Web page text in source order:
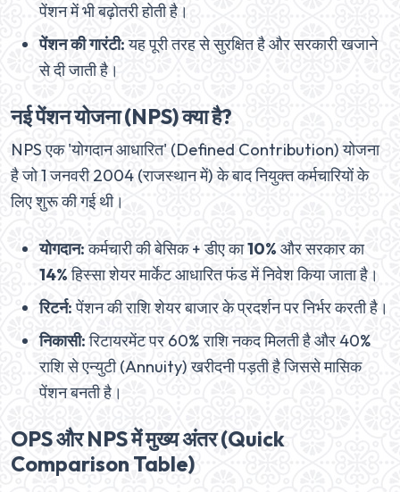
पेंशन में भी बढ़ोतरी होती है।
पेंशन की गारंटी:यह पूरी तरह से सुरक्षित है और सरकारी खजाने
से दी जाती है।
नई पेंशन योजना (NPS) क्या है?
NPS एक 'योगदान आधारित' (Defined Contribution) योजना
है जो 1 जनवरी 2004 (राजस्थान में) के बाद नियुक्त कर्मचारियों के
लिए शुरू की गई थी।
योगदान:कर्मचारी की बेसिक + डीए का10% और सरकार का
14%हिस्सा शेयर मार्केट आधारित फंड में निवेश किया जाता है।
रिटर्न:पेंशन की राशि शेयर बाजार के प्रदर्शन पर निर्भर करती है।
निकासी:रिटायरमेंट पर 60% राशि नकद मिलती है और 40%
राशि से एन्युटी (Annuity) खरीदनी पड़ती है जिससे मासिक
पेंशन बनती है।
OPS और NPS में मुख्य अंतर (Quick
Comparison Table)